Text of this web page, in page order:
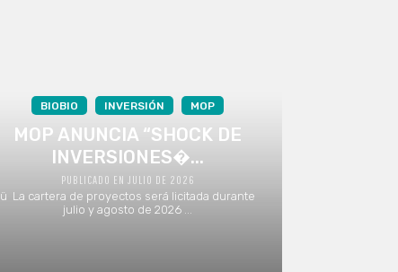
BIOBIO INVERSIÓN MOP
MOP ANUNCIA “SHOCK DE
INVERSIONES�...
PUBLICADO EN JULIO DE 2026
ü La cartera de proyectos será licitada durante
julio y agosto de 2026 ...